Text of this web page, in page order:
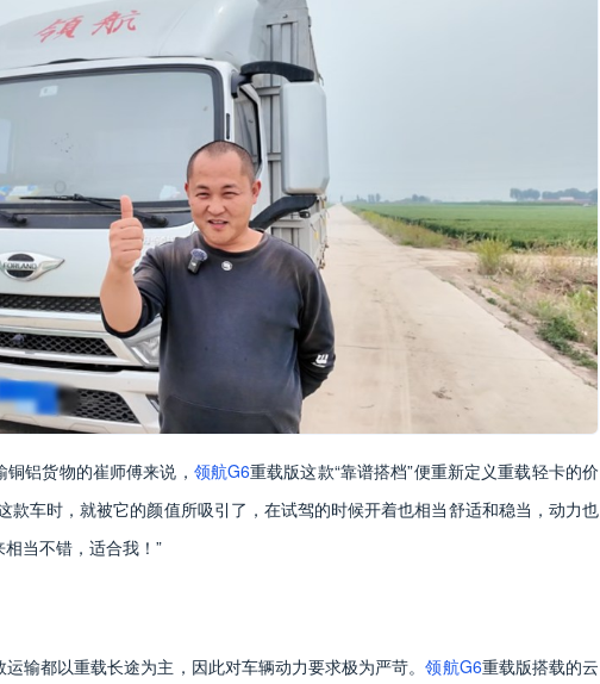
铝货物的崔师傅来说， 领航G6重载版这款“靠谱搭档”便重新定义重载轻卡的价
款车时，就被它的颜值所吸引了，在试驾的时候开着也相当舒适和稳当，动力也
当不错，适合我！”
输都以重载长途为主，因此对车辆动力要求极为严苛。领航G6重载版搭载的云